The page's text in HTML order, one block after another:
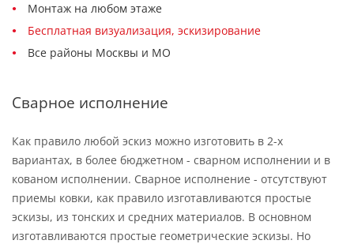
Монтаж на любом этаже
Бесплатная визуализация, эскизирование
Все районы Москвы и МО
Сварное исполнение
Как правило любой эскиз можно изготовить в 2-х
вариантах, в более бюджетном - сварном исполнении и в
кованом исполнении. Сварное исполнение - отсутствуют
приемы ковки, как правило изготавливаются простые
эскизы, из тонских и средних материалов. В основном
изготавливаются простые геометрические эскизы. Но